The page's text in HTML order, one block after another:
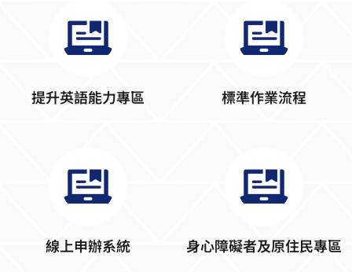
提升英語能力專區 標準作業流程
線上申辦系統 身心障礙者及原住民專區